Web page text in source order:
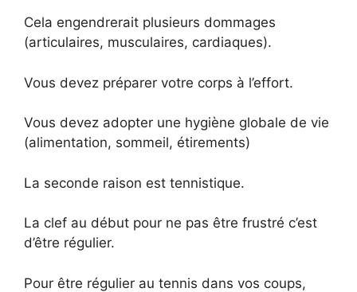
Cela engendrerait plusieurs dommages
(articulaires, musculaires, cardiaques).
Vous devez préparer votre corps à l’effort.
Vous devez adopter une hygiène globale de vie
(alimentation, sommeil, étirements)
La seconde raison est tennistique.
La clef au début pour ne pas être frustré c’est
d’être régulier.
Pour être régulier au tennis dans vos coups,